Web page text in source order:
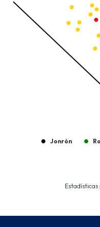
Jonrón
Estadísticas